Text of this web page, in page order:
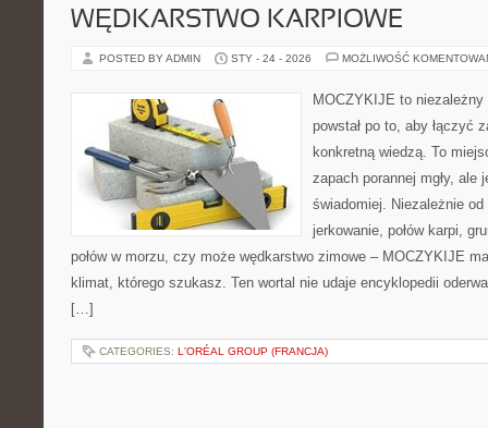
WĘDKARSTWO KARPIOWE
POSTED BY ADMIN STY - 24 - 2026 MOŻLIWOŚĆ
MOCZYKIJE to
powstał po to, aby łączyć
konkretną wiedzą. To
zapach porannej mgły, ale
świadomiej. Niezależnie
jerkowanie, połów karpi,
połów w morzu, czy może wędkarstwo zimowe – MOCZYKIJE
klimat, którego szukasz. Ten wortal nie udaje encyklopedii
[…]
CATEGORIES: L'ORÉAL GROUP (FRANCJA)